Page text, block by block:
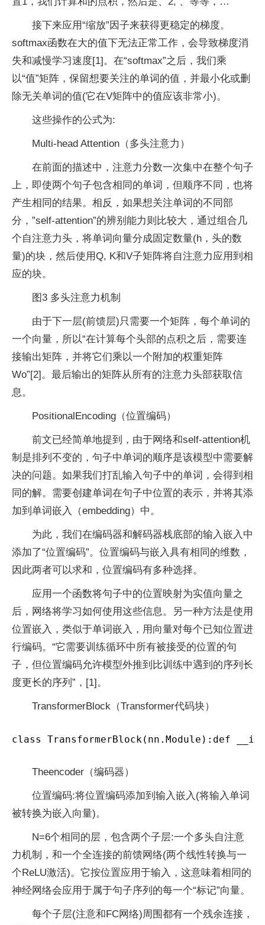
接下来应用“缩放”因子来获得更稳定的梯度。
softmax函数在大的值下无法正常工作，会导致梯度消
失和减慢学习速度[1]。在“softmax”之后，我们乘
以“值”矩阵，保留想要关注的单词的值，并最小化或删
除无关单词的值(它在V矩阵中的值应该非常小)。
这些操作的公式为:
Multi-head Attention（多头注意力）
在前面的描述中，注意力分数一次集中在整个句子
上，即使两个句子包含相同的单词，但顺序不同，也将
产生相同的结果。相反，如果想关注单词的不同部
分，”self-attention”的辨别能力则比较大，通过组合几
个自注意力头，将单词向量分成固定数量(h，头的数
量)的块，然后使用Q, K和V子矩阵将自注意力应用到相
应的块。
图3 多头注意力机制
由于下一层(前馈层)只需要一个矩阵，每个单词的
一个向量，所以“在计算每个头部的点积之后，需要连
接输出矩阵，并将它们乘以一个附加的权重矩阵
Wo”[2]。最后输出的矩阵从所有的注意力头部获取信
息。
PositionalEncoding（位置编码）
前文已经简单地提到，由于网络和self-attention机
制是排列不变的，句子中单词的顺序是该模型中需要解
决的问题。如果我们打乱输入句子中的单词，会得到相
同的解。需要创建单词在句子中位置的表示，并将其添
加到单词嵌入（embedding）中。
为此，我们在编码器和解码器栈底部的输入嵌入中
添加了“位置编码”。位置编码与嵌入具有相同的维数，
因此两者可以求和，位置编码有多种选择。
应用一个函数将句子中的位置映射为实值向量之
后，网络将学习如何使用这些信息。另一种方法是使用
位置嵌入，类似于单词嵌入，用向量对每个已知位置进
行编码。“它需要训练循环中所有被接受的位置的句
子，但位置编码允许模型外推到比训练中遇到的序列长
度更长的序列”，[1]。
TransformerBlock（Transformer代码块）
class TransformerBlock(nn.Module):def
Theencoder（编码器）
位置编码:将位置编码添加到输入嵌入(将输入单词
被转换为嵌入向量)。
N=6个相同的层，包含两个子层:一个多头自注意
力机制，和一个全连接的前馈网络(两个线性转换与一
个ReLU激活)。它按位置应用于输入，这意味着相同的
神经网络会应用于属于句子序列的每一个“标记”向量。
每个子层(注意和FC网络)周围都有一个残余连接，